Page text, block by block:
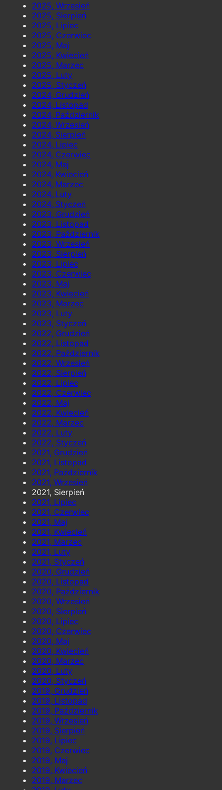
2025, Wrzesień
2025, Sierpień
2025, Lipiec
2025, Czerwiec
2025, Maj
2025, Kwiecień
2025, Marzec
2025, Luty
2025, Styczeń
2024, Grudzień
2024, Listopad
2024, Październik
2024, Wrzesień
2024, Sierpień
2024, Lipiec
2024, Czerwiec
2024, Maj
2024, Kwiecień
2024, Marzec
2024, Luty
2024, Styczeń
2023, Grudzień
2023, Listopad
2023, Październik
2023, Wrzesień
2023, Sierpień
2023, Lipiec
2023, Czerwiec
2023, Maj
2023, Kwiecień
2023, Marzec
2023, Luty
2023, Styczeń
2022, Grudzień
2022, Listopad
2022, Październik
2022, Wrzesień
2022, Sierpień
2022, Lipiec
2022, Czerwiec
2022, Maj
2022, Kwiecień
2022, Marzec
2022, Luty
2022, Styczeń
2021, Grudzień
2021, Listopad
2021, Październik
2021, Wrzesień
2021, Sierpień
2021, Lipiec
2021, Czerwiec
2021, Maj
2021, Kwiecień
2021, Marzec
2021, Luty
2021, Styczeń
2020, Grudzień
2020, Listopad
2020, Październik
2020, Wrzesień
2020, Sierpień
2020, Lipiec
2020, Czerwiec
2020, Maj
2020, Kwiecień
2020, Marzec
2020, Luty
2020, Styczeń
2019, Grudzień
2019, Listopad
2019, Październik
2019, Wrzesień
2019, Sierpień
2019, Lipiec
2019, Czerwiec
2019, Maj
2019, Kwiecień
2019, Marzec